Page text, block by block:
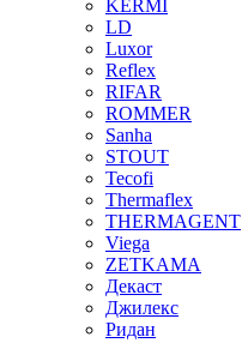
KERMI
LD
Luxor
Reflex
RIFAR
ROMMER
Sanha
STOUT
Tecofi
Thermaflex
THERMAGENT
Viega
ZETKAMA
Декаст
Джилекс
Ридан